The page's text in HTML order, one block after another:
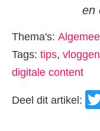
en
Thema's:
Tags: tips, vloggen
digitale content
Deel dit artikel: